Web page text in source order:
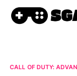
CALL OF DUTY: